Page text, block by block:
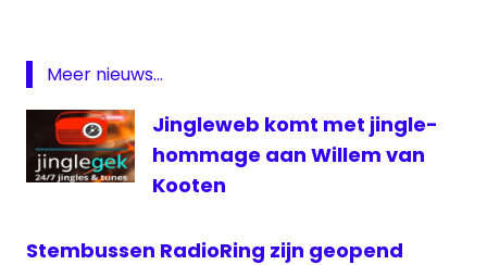
pic.twitter.com/1yVTqKrc25
— Gouden RadioRing (@radioring)
December 17, 2018
Oeuvre
Award
stemmen
Radioring
Kooten
Meer nieuws...
Jingleweb komt met jingle-
hommage aan Willem van
Kooten
Stembussen RadioRing zijn geopend